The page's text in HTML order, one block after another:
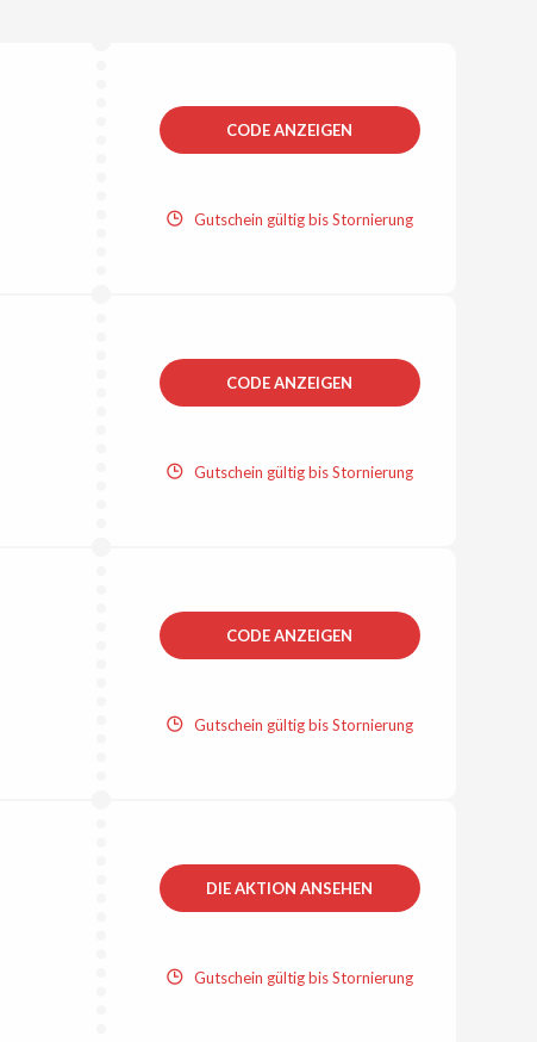
CODE ANZEIGEN
Gutschein gültig bis Stornierung
CODE ANZEIGEN
Gutschein gültig bis Stornierung
CODE ANZEIGEN
Gutschein gültig bis Stornierung
DIE AKTION ANSEHEN
Gutschein gültig bis Stornierung